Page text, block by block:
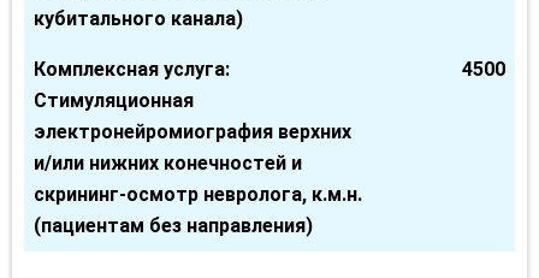
кубитального канала)
Комплексная услуга:
Стимуляционная
электронейромиография верхних
и/или нижних конечностей и
скрининг-осмотр невролога, к.м.н.
(пациентам без направления)
4500